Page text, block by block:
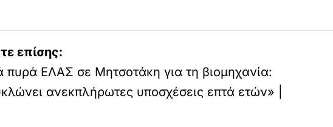
επίσης:
πυρά ΕΛΑΣ σε Μητσοτάκη για τη βιομηχανία:
ανεκπλήρωτες υποσχέσεις επτά ετών» |